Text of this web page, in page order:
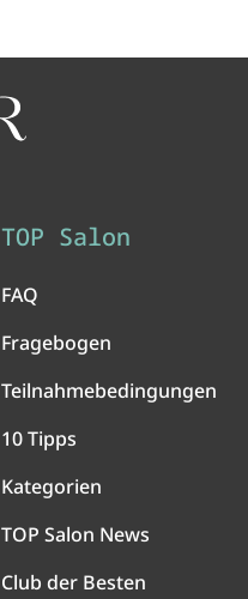
TOP Salon
FAQ
Fragebogen
Teilnahmebedingungen
10 Tipps
Kategorien
TOP Salon News
Club der Besten